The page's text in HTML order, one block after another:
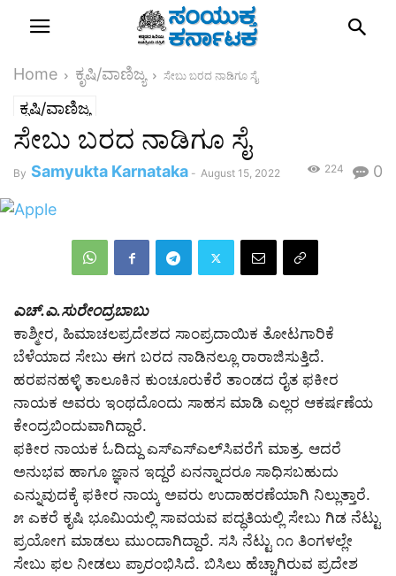
Home ಕೃಷಿ/ವಾಣಿಜ್ಯ ಸೇಬು ಬರದ ನಾಡಿಗೂ ಸೈ
ಕೃಷಿ/ವಾಣಿಜ್ಯ
ಸೇಬು ಬರದ ನಾಡಿಗೂ ಸೈ
By Samyukta Karnataka - August 15, 2022 0
224
ಎಚ್.ಎ.ಸುರೇಂದ್ರಬಾಬು
ಕಾಶ್ಮೀರ, ಹಿಮಾಚಲಪ್ರದೇಶದ ಸಾಂಪ್ರದಾಯಿಕ ತೋಟಗಾರಿಕೆ
ಬೆಳೆಯಾದ ಸೇಬು ಈಗ ಬರದ ನಾಡಿನಲ್ಲೂ ರಾರಾಜಿಸುತ್ತಿದೆ.
ಹರಪನಹಳ್ಳಿ ತಾಲೂಕಿನ ಕುಂಚೂರುಕೆರೆ ತಾಂಡದ ರೈತ ಫಕೀರ
ನಾಯಕ ಅವರು ಇಂಥದೊಂದು ಸಾಹಸ ಮಾಡಿ ಎಲ್ಲರ ಆಕರ್ಷಣೆಯ
ಕೇಂದ್ರಬಿಂದುವಾಗಿದ್ದಾರೆ.
ಫಕೀರ ನಾಯಕ ಓದಿದ್ದು ಎಸ್‌ಎಸ್‌ಎಲ್‌ಸಿವರೆಗೆ ಮಾತ್ರ. ಆದರೆ
ಅನುಭವ ಹಾಗೂ ಜ್ಞಾನ ಇದ್ದರೆ ಏನನ್ನಾದರೂ ಸಾಧಿಸಬಹುದು
ಎನ್ನುವುದಕ್ಕೆ ಫಕೀರ ನಾಯ್ಕ ಅವರು ಉದಾಹರಣೆಯಾಗಿ ನಿಲ್ಲುತ್ತಾರೆ.
೫ ಎಕರೆ ಕೃಷಿ ಭೂಮಿಯಲ್ಲಿ ಸಾವಯವ ಪದ್ಧತಿಯಲ್ಲಿ ಸೇಬು ಗಿಡ ನೆಟ್ಟು
ಪ್ರಯೋಗ ಮಾಡಲು ಮುಂದಾಗಿದ್ದಾರೆ. ಸಸಿ ನೆಟ್ಟು ೧೧ ತಿಂಗಳಲ್ಲೇ
ಸೇಬು ಫಲ ನೀಡಲು ಪ್ರಾರಂಭಿಸಿದೆ. ಬಿಸಿಲು ಹೆಚ್ಚಾಗಿರುವ ಪ್ರದೇಶ